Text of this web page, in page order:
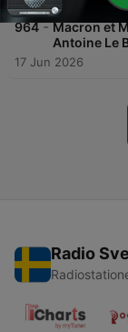
964 - Macron et
Antoine Le
17 Jun 2026
Radio